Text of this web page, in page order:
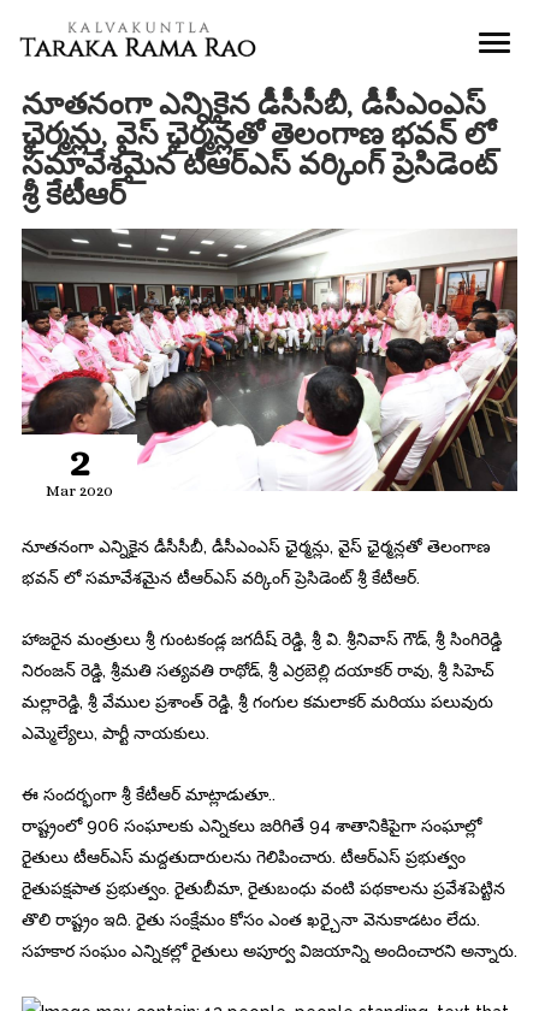
నూతనంగా ఎన్నికైన డీసీసీబీ, డీసీఎంఎస్‌
ఛైర్మన్లు, వైస్‌ ఛైర్మన్లతో తెలంగాణ భవన్ లో
సమావేశమైన టీఆర్ఎస్ వర్కింగ్ ప్రెసిడెంట్
శ్రీ కేటీఆర్
2
Mar 2020
నూతనంగా ఎన్నికైన డీసీసీబీ, డీసీఎంఎస్‌ ఛైర్మన్లు, వైస్‌ ఛైర్మన్లతో తెలంగాణ
భవన్ లో సమావేశమైన టీఆర్ఎస్ వర్కింగ్ ప్రెసిడెంట్ శ్రీ కేటీఆర్.
హాజరైన మంత్రులు శ్రీ గుంటకండ్ల జగదీష్ రెడ్డి, శ్రీ వి. శ్రీనివాస్ గౌడ్, శ్రీ సింగిరెడ్డి
నిరంజన్ రెడ్డి, శ్రీమతి సత్యవతి రాథోడ్, శ్రీ ఎర్రబెల్లి దయాకర్ రావు, శ్రీ సిహెచ్
మల్లారెడ్డి, శ్రీ వేముల ప్రశాంత్ రెడ్డి, శ్రీ గంగుల కమలాకర్ మరియు పలువురు
ఎమ్మెల్యేలు, పార్టీ నాయకులు.
ఈ సందర్భంగా శ్రీ కేటీఆర్ మాట్లాడుతూ..
రాష్ట్రంలో 906 సంఘాలకు ఎన్నికలు జరిగితే 94 శాతానికిపైగా సంఘాల్లో
రైతులు టీఆర్‌ఎస్‌ మద్దతుదారులను గెలిపించారు. టీఆర్‌ఎస్‌ ప్రభుత్వం
రైతుపక్షపాత ప్రభుత్వం. రైతుబీమా, రైతుబంధు వంటి పథకాలను ప్రవేశపెట్టిన
తొలి రాష్ట్రం ఇది. రైతు సంక్షేమం కోసం ఎంత ఖర్చైనా వెనుకాడటం లేదు.
సహకార సంఘం ఎన్నికల్లో రైతులు అపూర్వ విజయాన్ని అందించారని అన్నారు.